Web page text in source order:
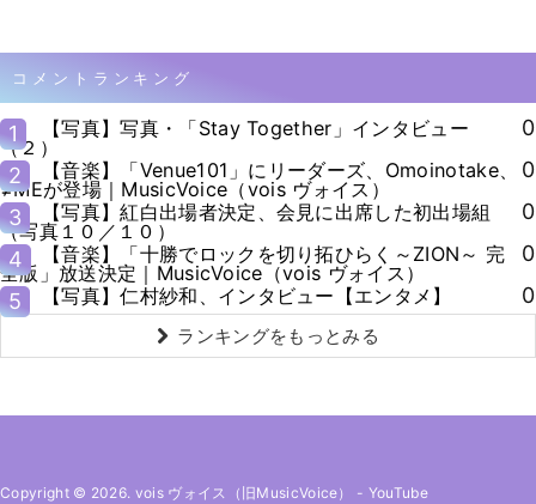
コメントランキング
1
【写真】写真・「Stay Together」インタビュー
（２）
0
2
【音楽】「Venue101」にリーダーズ、Omoinotake、
≠MEが登場｜MusicVoice（vois ヴォイス）
0
3
【写真】紅白出場者決定、会見に出席した初出場組
（写真１０／１０）
0
4
【音楽】「十勝でロックを切り拓ひらく～ZION～ 完
全版」放送決定｜MusicVoice（vois ヴォイス）
0
5
【写真】仁村紗和、インタビュー【エンタメ】 0
ランキングをもっとみる
Copyright © 2026. vois ヴォイス（旧MusicVoice） - YouTube